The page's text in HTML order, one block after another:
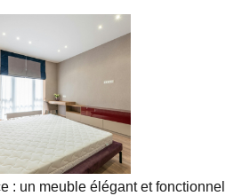
: un meuble élégant et fonctionnel